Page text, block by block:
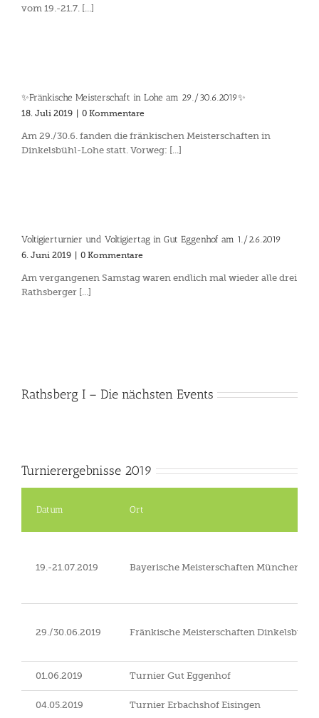
vom 19.-21.7. [...]
✨Fränkische Meisterschaft in Lohe am 29./30.6.2019✨
18. Juli 2019 | 0 Kommentare
Am 29./30.6. fanden die fränkischen Meisterschaften in
Dinkelsbühl-Lohe statt. Vorweg: [...]
Voltigierturnier und Voltigiertag in Gut Eggenhof am 1./2.6.2019
6. Juni 2019 | 0 Kommentare
Am vergangenen Samstag waren endlich mal wieder alle drei
Rathsberger [...]
Rathsberg I – Die nächsten Events
Turnierergebnisse 2019
Datum Ort
19.-21.07.2019 Bayerische Meisterschaften München-
29./30.06.2019 Fränkische Meisterschaften Dinkelsbühl-
01.06.2019 Turnier Gut Eggenhof
04.05.2019 Turnier Erbachshof Eisingen